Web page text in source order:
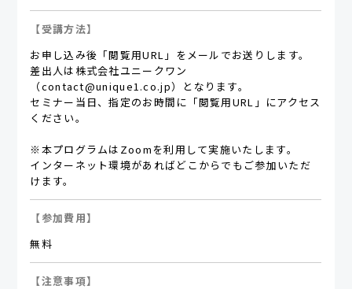
【受講方法】
お申し込み後「閲覧用URL」をメールでお送りします。
差出人は株式会社ユニークワン
（contact@unique1.co.jp）となります。
セミナー当日、指定のお時間に「閲覧用URL」にアクセス
ください。
※本プログラムはZoomを利用して実施いたします。
インターネット環境があればどこからでもご参加いただ
けます。
【参加費用】
無料
【注意事項】